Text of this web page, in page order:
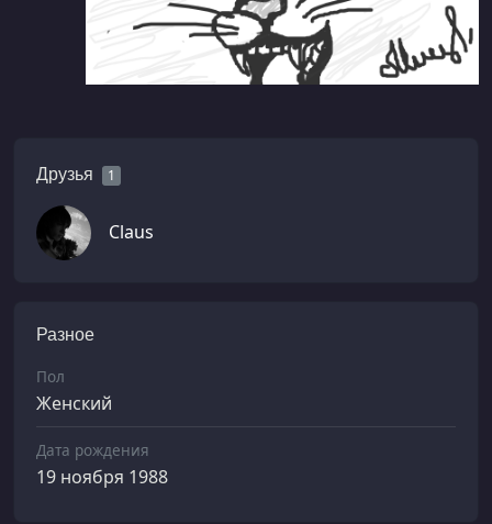
Друзья 1
Claus
Разное
Пол
Женский
Дата рождения
19 ноября 1988